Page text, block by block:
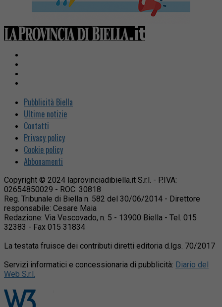
Pubblicità Biella
Ultime notizie
Contatti
Privacy policy
Cookie policy
Abbonamenti
Copyright © 2024 laprovinciadibiella.it S.r.l. - P.IVA:
02654850029 - ROC: 30818
Reg. Tribunale di Biella n. 582 del 30/06/2014 - Direttore
responsabile: Cesare Maia
Redazione: Via Vescovado, n. 5 - 13900 Biella - Tel. 015
32383 - Fax 015 31834
La testata fruisce dei contributi diretti editoria d.lgs. 70/2017
Servizi informatici e concessionaria di pubblicità: Diario del
Web S.r.l.